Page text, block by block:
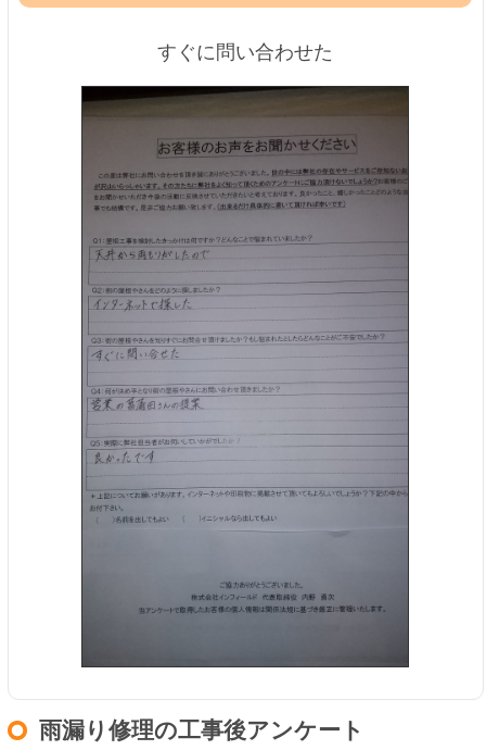
すぐに問い合わせた
雨漏り修理の工事後アンケート